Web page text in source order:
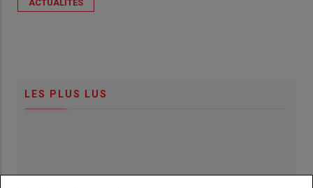
ACTUALITÉS
LES PLUS LUS